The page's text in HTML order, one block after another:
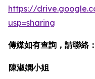
https://
usp=sharing
傳媒如有查詢，請聯絡：
陳淑嫻小姐